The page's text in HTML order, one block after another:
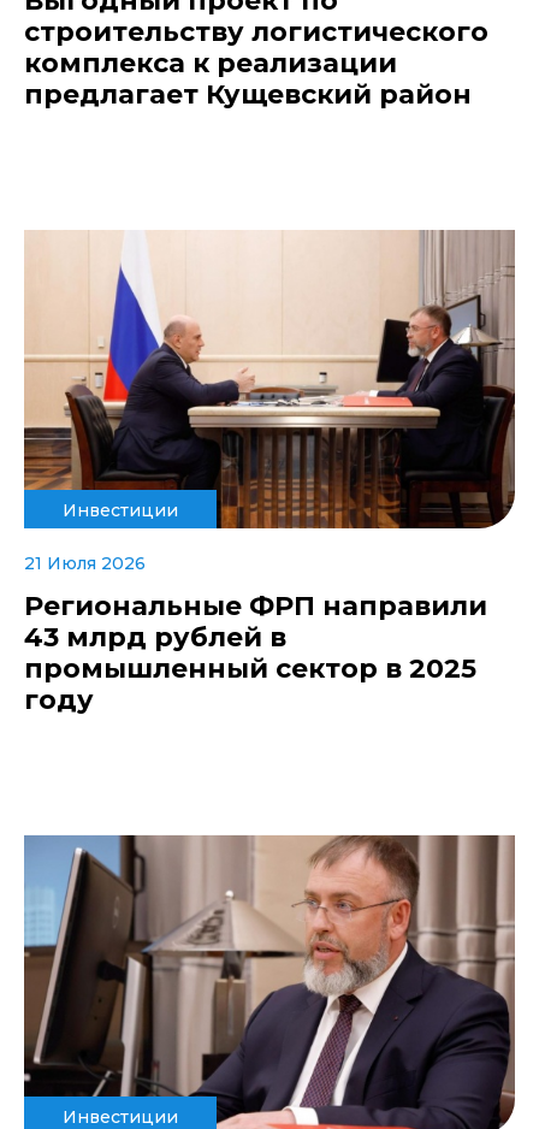
строительству логистического
комплекса к реализации
предлагает Кущевский район
Инвестиции
21 Июля 2026
Региональные ФРП направили
43 млрд рублей в
промышленный сектор в 2025
году
Инвестиции